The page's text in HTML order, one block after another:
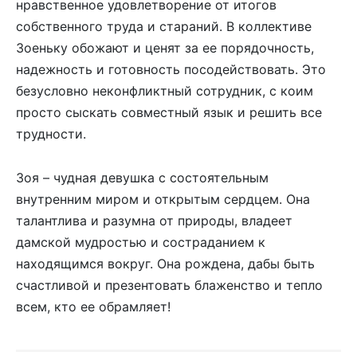
нравственное удовлетворение от итогов
собственного труда и стараний. В коллективе
Зоеньку обожают и ценят за ее порядочность,
надежность и готовность посодействовать. Это
безусловно неконфликтный сотрудник, с коим
просто сыскать совместный язык и решить все
трудности.
Зоя – чудная девушка с состоятельным
внутренним миром и открытым сердцем. Она
талантлива и разумна от природы, владеет
дамской мудростью и состраданием к
находящимся вокруг. Она рождена, дабы быть
счастливой и презентовать блаженство и тепло
всем, кто ее обрамляет!